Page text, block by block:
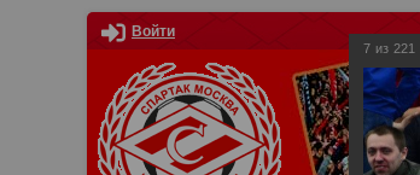
Войти
7 из 221